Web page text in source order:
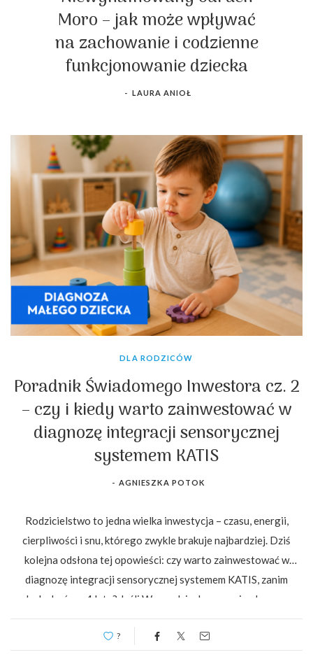
Moro – jak może wpływać
na zachowanie i codzienne
funkcjonowanie dziecka
- LAURA ANIOŁ
DLA RODZICÓW
Poradnik Świadomego Inwestora cz. 2
– czy i kiedy warto zainwestować w
diagnozę integracji sensorycznej
systemem KATIS
- AGNIESZKA POTOK
Rodzicielstwo to jedna wielka inwestycja – czasu, energii,
cierpliwości i snu, którego zwykle brakuje najbardziej. Dziś
kolejna odsłona tej opowieści: czy warto zainwestować w
diagnozę integracji sensorycznej systemem KATIS, zanim
maluch skończy 4 lata? Jeśli Wasze dziecko reaguje płaczem na
sam widok piasku, nie znosi mycia głowy, biega bez wytchnienia
jak nakręcone, albo wręcz przeciwnie […]
?